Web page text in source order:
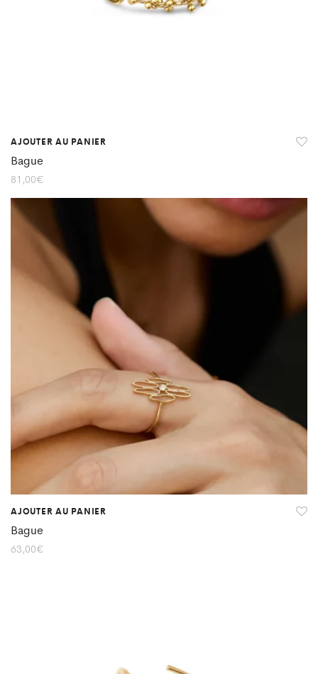
AJOUTER AU PANIER
Bague
81,00€
AJOUTER AU PANIER
Bague
63,00€